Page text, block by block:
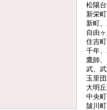
松陽台
新栄
新町
自由
住吉
千年、
鷹師
武、
玉里
大明
中央町
皷川